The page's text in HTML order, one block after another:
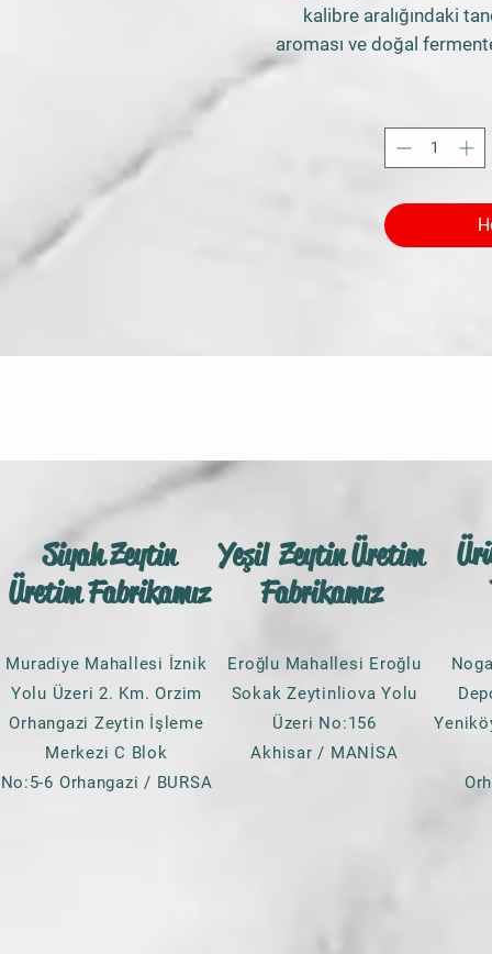
kalibre aralığındaki
aroması ve doğal
olgunlaştırılan
tazeliğini uzun süre
Doğal, katkısız ve
Siyah Zeytin
Üretim Fabrikamız
Muradiye Mahallesi İznik
Yolu Üzeri 2. Km. Orzim
Orhangazi Zeytin İşleme
Merkezi C Blok
No:5-6 Orhangazi / BURSA
Yeşil Zeytin Üretim
Fabrikamız
Eroğlu Mahallesi Eroğlu
Sokak Zeytinliova Yolu
Üzeri No:156
Akhisar / MANİSA